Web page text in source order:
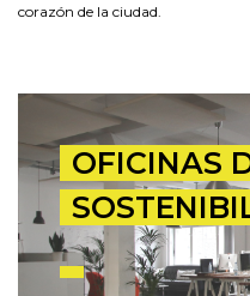
corazón de la ciudad.
OFICINAS